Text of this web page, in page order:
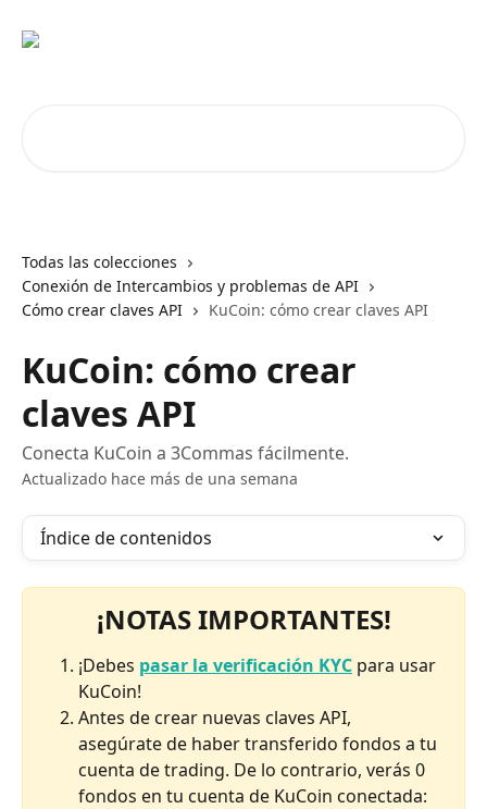
Todas las colecciones
Conexión de Intercambios y problemas de API
Cómo crear claves API
KuCoin: cómo crear claves API
KuCoin: cómo crear
claves API
Conecta KuCoin a 3Commas fácilmente.
Actualizado hace más de una semana
Índice de contenidos
¡NOTAS IMPORTANTES!
¡Debes pasar la verificación KYC para usar
KuCoin!
Antes de crear nuevas claves API,
asegúrate de haber transferido fondos a tu
cuenta de trading. De lo contrario, verás 0
fondos en tu cuenta de KuCoin conectada: